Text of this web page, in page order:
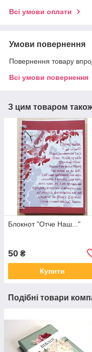
Всі умови оплати
Умови повернення
Повернення товару
Всі умови повернення
З цим товаром
Блокнот "Отче Наш..."
50 ₴
Купити
Подібні товари